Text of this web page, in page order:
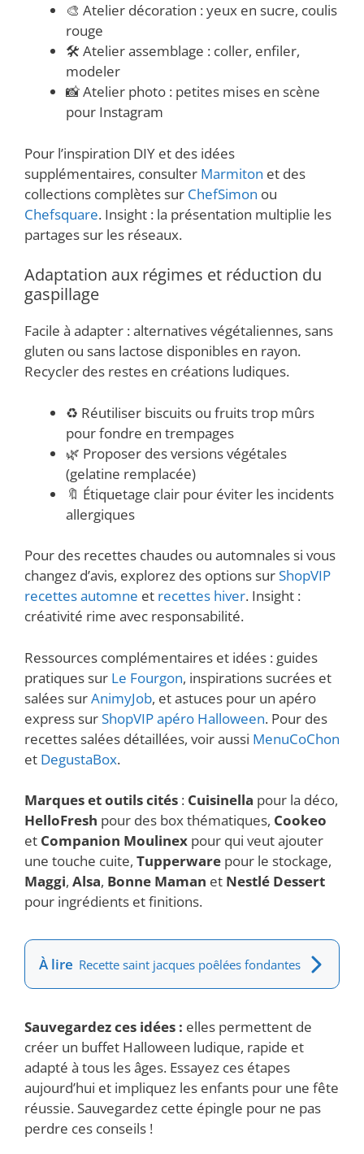
🎨 Atelier décoration : yeux en sucre, coulis
rouge
🛠️ Atelier assemblage : coller, enfiler,
modeler
📸 Atelier photo : petites mises en scène
pour Instagram
Pour l’inspiration DIY et des idées
supplémentaires, consulter Marmiton et des
collections complètes sur ChefSimon ou
Chefsquare. Insight : la présentation multiplie les
partages sur les réseaux.
Adaptation aux régimes et réduction du
gaspillage
Facile à adapter : alternatives végétaliennes, sans
gluten ou sans lactose disponibles en rayon.
Recycler des restes en créations ludiques.
♻️ Réutiliser biscuits ou fruits trop mûrs
pour fondre en trempages
🌿 Proposer des versions végétales
(gelatine remplacée)
🔖 Étiquetage clair pour éviter les incidents
allergiques
Pour des recettes chaudes ou automnales si vous
changez d’avis, explorez des options surShopVIP
recettes automne et recettes hiver. Insight :
créativité rime avec responsabilité.
Ressources complémentaires et idées : guides
pratiques sur Le Fourgon, inspirations sucrées et
salées surAnimyJob, et astuces pour un apéro
express surShopVIP apéro Halloween. Pour des
recettes salées détaillées, voir aussi MenuCoChon
et DegustaBox.
Marques et outils cités : Cuisinella pour la déco,
HelloFresh pour des box thématiques, Cookeo
et Companion Moulinex pour qui veut ajouter
une touche cuite, Tupperware pour le stockage,
Maggi, Alsa, Bonne Maman et Nestlé Dessert
pour ingrédients et finitions.
À lire Recette saint jacques poêlées fondantes
Sauvegardez ces idées : elles permettent de
créer un buffet Halloween ludique, rapide et
adapté à tous les âges. Essayez ces étapes
aujourd’hui et impliquez les enfants pour une fête
réussie. Sauvegardez cette épingle pour ne pas
perdre ces conseils !